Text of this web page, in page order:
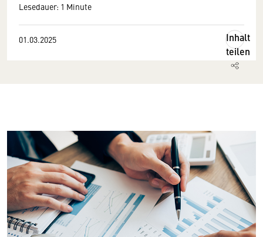
Lesedauer: 1 Minute
01.03.2025
Inhalt
teilen